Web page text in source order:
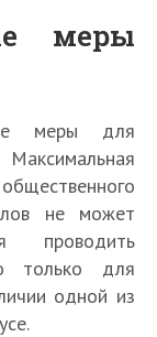
меры
меры для
не может
проводить
только для
одной из